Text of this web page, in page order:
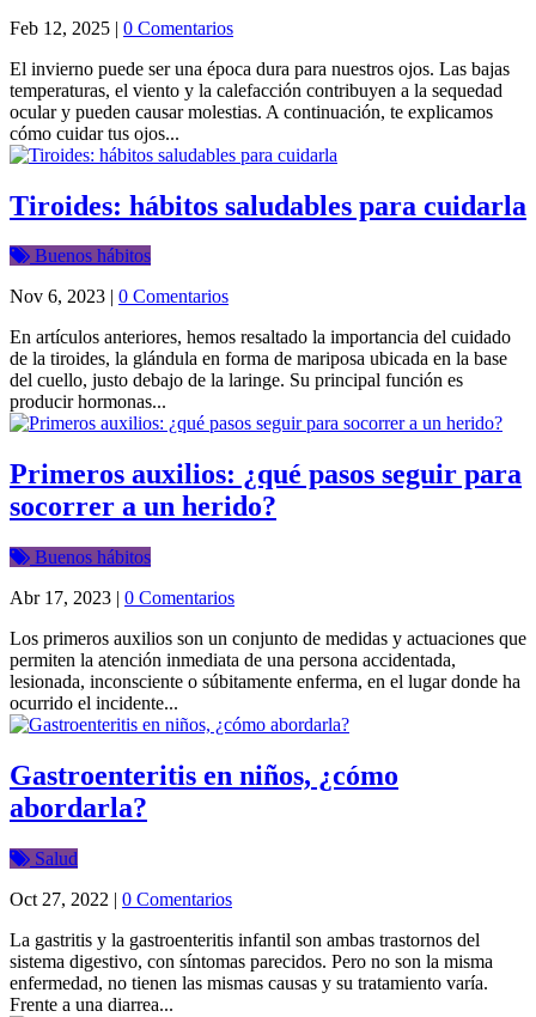
Feb 12, 2025 | 0 Comentarios
El invierno puede ser una época dura para nuestros ojos. Las bajas
temperaturas, el viento y la calefacción contribuyen a la sequedad
ocular y pueden causar molestias. A continuación, te explicamos
cómo cuidar tus ojos...
Tiroides: hábitos saludables para cuidarla
Buenos hábitos
Nov 6, 2023 | 0 Comentarios
En artículos anteriores, hemos resaltado la importancia del cuidado
de la tiroides, la glándula en forma de mariposa ubicada en la base
del cuello, justo debajo de la laringe. Su principal función es
producir hormonas...
Primeros auxilios: ¿qué pasos seguir para
socorrer a un herido?
Buenos hábitos
Abr 17, 2023 | 0 Comentarios
Los primeros auxilios son un conjunto de medidas y actuaciones que
permiten la atención inmediata de una persona accidentada,
lesionada, inconsciente o súbitamente enferma, en el lugar donde ha
ocurrido el incidente...
Gastroenteritis en niños, ¿cómo
abordarla?
Salud
Oct 27, 2022 | 0 Comentarios
La gastritis y la gastroenteritis infantil son ambas trastornos del
sistema digestivo, con síntomas parecidos. Pero no son la misma
enfermedad, no tienen las mismas causas y su tratamiento varía.
Frente a una diarrea...